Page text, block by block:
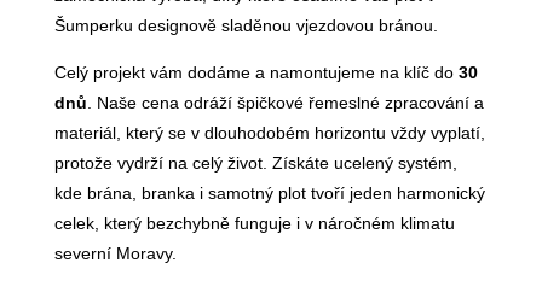
Šumperku designově sladěnou vjezdovou bránou.
Celý projekt vám dodáme a namontujeme na klíč do 30
dnů . Naše cena odráží špičkové řemeslné zpracování a
materiál, který se v dlouhodobém horizontu vždy vyplatí,
protože vydrží na celý život. Získáte ucelený systém,
kde brána, branka i samotný plot tvoří jeden harmonický
celek, který bezchybně funguje i v náročném klimatu
severní Moravy.